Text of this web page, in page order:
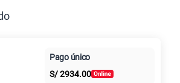
125GBen alta velocidad
S/
Cuotas Claro
intereses
Pago único
S/2934.00